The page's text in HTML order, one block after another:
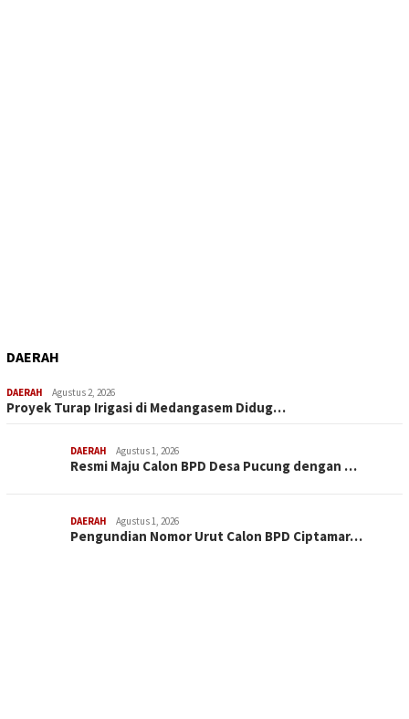
DAERAH
DAERAH Agustus 2, 2026
Proyek Turap Irigasi di Medangasem Didug…
DAERAH Agustus 1, 2026
Resmi Maju Calon BPD Desa Pucung dengan …
DAERAH Agustus 1, 2026
Pengundian Nomor Urut Calon BPD Ciptamar…